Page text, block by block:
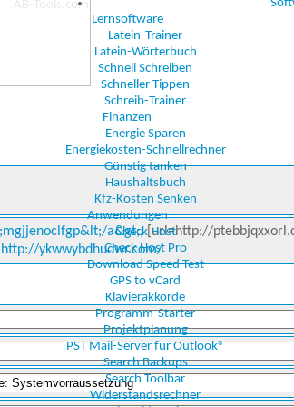
Lernsoftware
Latein-Trainer
Latein-Wörterbuch
Schnell Schreiben
Schneller Tippen
Schreib-Trainer
Finanzen
Energie Sparen
Energiekosten-Schnellrechner
Günstig tanken
Haushaltsbuch
Kfz-Kosten Senken
Anwendungen
Check Host
Check Host Pro
Download Speed Test
GPS to vCard
Klavierakkorde
Programm-Starter
Projektplanung
PST Mail-Server für Outlook®
Search Backups
Search Toolbar
Widerstandsrechner
a&gt;,[url=http://
http://ykwwybdhudwr.com/